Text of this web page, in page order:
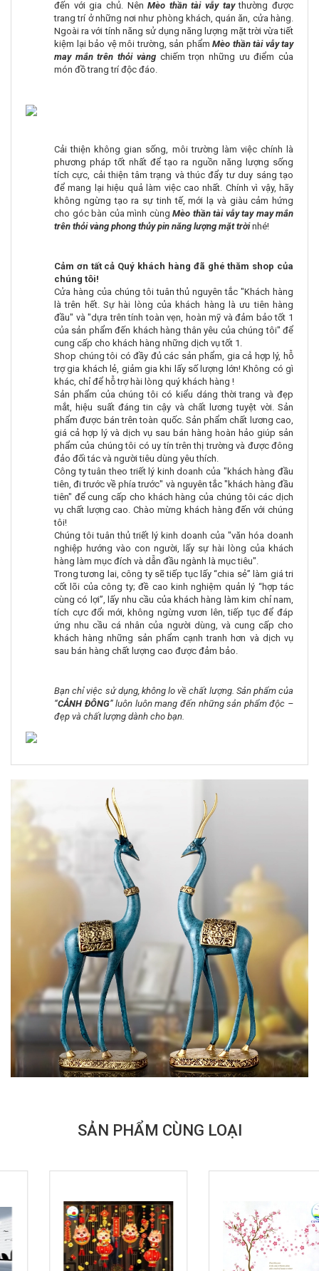
đến với gia chủ. NênMèo thần tài vẫy taythường được
trang trí ở những nơi như phòng khách, quán ăn, cửa hàng.
Ngoài ra với tính năng sử dụng năng lượng mặt trời vừa tiết
kiệm lại bảo vệ môi trường, sản phẩm Mèo thần tài vẫy tay
may mắn trên thỏi vàngchiếm trọn những ưu điểm của
món đồ trang trí độc đáo.
Cải thiện không gian sống, môi trường làm việc chính là
phương pháp tốt nhất để tạo ra nguồn năng lượng sống
tích cực, cải thiện tâm trạng và thúc đẩy tư duy sáng tạo
để mang lại hiệu quả làm việc cao nhất. Chính vì vậy, hãy
không ngừng tạo ra sự tinh tế, mới lạ và giàu cảm hứng
cho góc bàn của mình cùng Mèo thần tài vẫy tay may mắn
trên thỏi vàng phong thủy pin năng lượng mặt trờinhé!
Cảm ơn tất cả Quý khách hàng đã ghé thăm shop của
chúng tôi!
Cửa hàng của chúng tôi tuân thủ nguyên tắc "Khách hàng
là trên hết. Sự hài lòng của khách hàng là ưu tiên hàng
đầu" và "dựa trên tính toàn vẹn, hoàn mỹ và đảm bảo tốt 1
của sản phẩm đến khách hàng thân yêu của chúng tôi" để
cung cấp cho khách hàng những dịch vụ tốt 1.
Shop chúng tôi có đầy đủ các sản phẩm, gia cả hợp lý, hỗ
trợ gia khách lẻ, giảm gia khi lấy số lượng lớn! Không có gì
khác, chỉ để hỗ trợ hài lòng quý khách hàng !
Sản phẩm của chúng tôi có kiểu dáng thời trang và đẹp
mắt, hiệu suất đáng tin cậy và chất lương tuyệt vời. Sản
phẩm được bán trên toàn quốc. Sản phẩm chất lương cao,
giá cả hợp lý và dịch vụ sau bán hàng hoàn hảo giúp sản
phẩm của chúng tôi có uy tín trên thị trường và được đông
đảo đối tác và người tiêu dùng yêu thích.
Công ty tuân theo triết lý kinh doanh của "khách hàng đầu
tiên, đi trước về phía trước" và nguyên tắc "khách hàng đầu
tiên" để cung cấp cho khách hàng của chúng tôi các dịch
vụ chất lượng cao. Chào mừng khách hàng đến với chúng
tôi!
Chúng tôi tuân thủ triết lý kinh doanh của "văn hóa doanh
nghiệp hướng vào con người, lấy sự hài lòng của khách
hàng làm mục đích và dẫn đầu ngành là mục tiêu".
Trong tương lai, công ty sẽ tiếp tục lấy “chia sẻ” làm giá tri
cốt lõi của công ty; đề cao kinh nghiệm quản lý “hợp tác
cùng có lợi”, lấy nhu cầu của khách hàng làm kim chỉ nam,
tích cực đổi mới, không ngừng vươn lên, tiếp tục để đáp
ứng nhu cầu cá nhân của người dùng, và cung cấp cho
khách hàng những sản phẩm cạnh tranh hơn và dịch vụ
sau bán hàng chất lượng cao được đảm bảo.
Bạn chỉ việc sử dụng, không lo về chất lượng. Sản phẩm của
“CẢNH ĐÔNG” luôn luôn mang đến những sản phẩm độc –
đẹp và chất lượng dành cho bạn.
SẢN PHẨM CÙNG LOẠI